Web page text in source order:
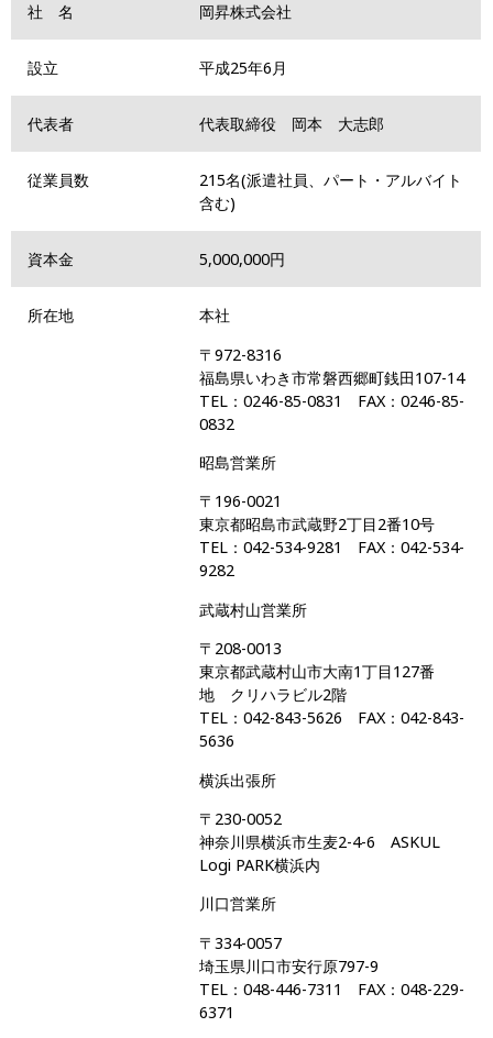
社 名 岡昇株式会社
設立 平成25年6月
代表者 代表取締役 岡本 大志郎
従業員数 215名(派遣社員、パート・アルバイト
含む)
資本金 5,000,000円
所在地
本社
〒972-8316
福島県いわき市常磐西郷町銭田107-14
TEL：0246-85-0831 FAX：0246-85-
0832
昭島営業所
〒196-0021
東京都昭島市武蔵野2丁目2番10号
TEL：042-534-9281 FAX：042-534-
9282
武蔵村山営業所
〒208-0013
東京都武蔵村山市大南1丁目127番
地 クリハラビル2階
TEL：042-843-5626 FAX：042-843-
5636
横浜出張所
〒230-0052
神奈川県横浜市生麦2-4-6 ASKUL
Logi PARK横浜内
川口営業所
〒334-0057
埼玉県川口市安行原797-9
TEL：048-446-7311 FAX：048-229-
6371